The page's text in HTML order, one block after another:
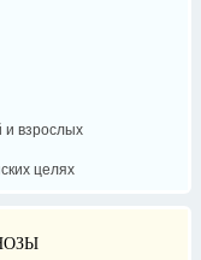
и взрослых
целях